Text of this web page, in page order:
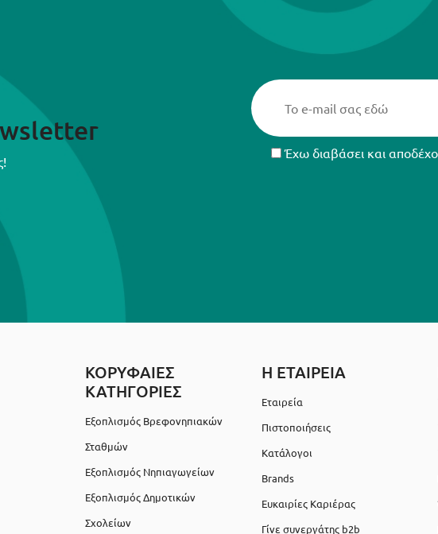
Έχω διαβάσει και
ΚΟΡΥΦΑΙΕΣ
ΚΑΤΗΓΟΡΙΕΣ
Εξοπλισμός Βρεφονηπιακών
Σταθμών
Εξοπλισμός Νηπιαγωγείων
Εξοπλισμός Δημοτικών
Σχολείων
Η ΕΤΑΙΡΕΙΑ
Εταιρεία
Πιστοποιήσεις
Κατάλογοι
Brands
Ευκαιρίες Καριέρας
Γίνε συνεργάτης b2b